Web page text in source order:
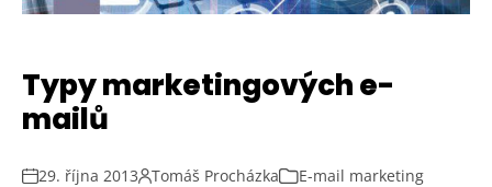
Typy marketingových e-
mailů
29. října 2013 Tomáš Procházka
E-mail marketing